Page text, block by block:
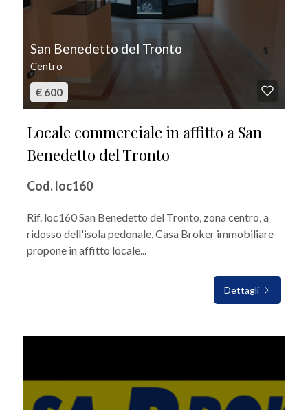
San Benedetto del Tronto
Centro
€ 600
Locale commerciale in affitto a San
Benedetto del Tronto
Cod. loc160
Rif. loc160 San Benedetto del Tronto, zona centro, a
ridosso dell'isola pedonale, Casa Broker immobiliare
propone in affitto locale...
Dettagli